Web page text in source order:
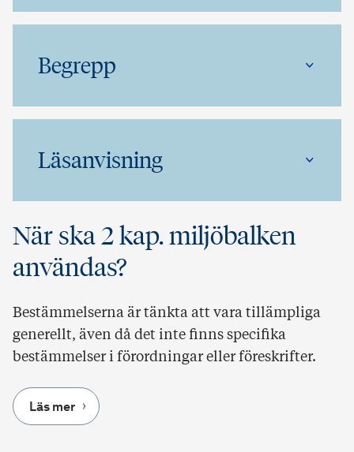
Begrepp
Läsanvisning
När ska 2 kap. miljöbalken
användas?
Bestämmelserna är tänkta att vara tillämpliga
generellt, även då det inte finns specifika
bestämmelser i förordningar eller föreskrifter.
Läs mer